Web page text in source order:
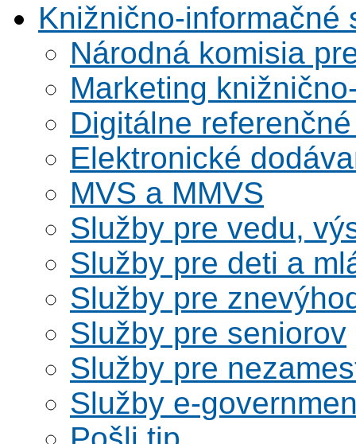
Knižnično-informačné
Národná komisia
Marketing
Digitálne
Elektronické
MVS a MMVS
Služby pre vedu,
Služby pre deti a
Služby pre
Služby pre seniorov
Služby pre
Služby e-